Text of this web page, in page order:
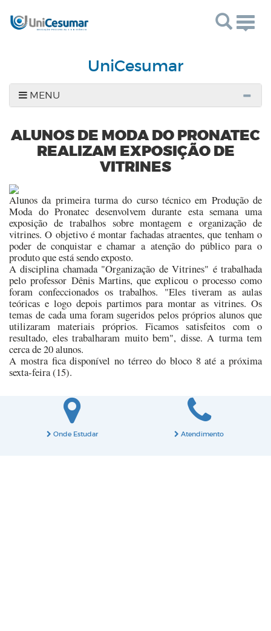
UniCesumar
MENU
ALUNOS DE MODA DO PRONATEC
REALIZAM EXPOSIÇÃO DE
VITRINES
Alunos da primeira turma do curso técnico em Produção de
Moda do Pronatec desenvolvem durante esta semana uma
exposição de trabalhos sobre montagem e organização de
vitrines. O objetivo é montar fachadas atraentes, que tenham o
poder de conquistar e chamar a atenção do público para o
produto que está sendo exposto.
A disciplina chamada "Organização de Vitrines" é trabalhada
pelo professor Dênis Martins, que explicou o processo como
foram confeccionados os trabalhos. "Eles tiveram as aulas
teóricas e logo depois partimos para montar as vitrines. Os
temas de cada uma foram sugeridos pelos próprios alunos que
utilizaram materiais próprios. Ficamos satisfeitos com o
resultado, eles trabalharam muito bem", disse. A turma tem
cerca de 20 alunos.
A mostra fica disponível no térreo do bloco 8 até a próxima
sexta-feira (15).
Onde Estudar Atendimento